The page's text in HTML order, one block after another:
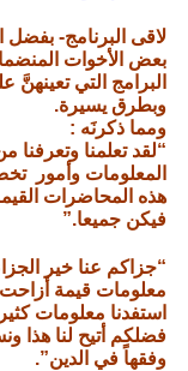
لاقى البرنامج- بفضل
بعض الأخوات
البرامج التي
وبطرق يسيرة.
ومما ذكرنَه :
“لقد تعلمنا وتعرفنا
المعلومات وأمور
هذه المحاضرات القيمة
فيكن جميعا.”
“جزاكم عنا خير
معلومات قيمة أزاحت
استفدنا معلومات
فضلكم أتيح لنا هذا
وفقهاً في الدين”.